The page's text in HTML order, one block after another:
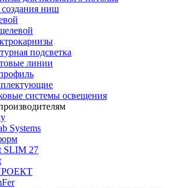
ниш
подсветка
линии
системы освещения
Systems
SLIM 27